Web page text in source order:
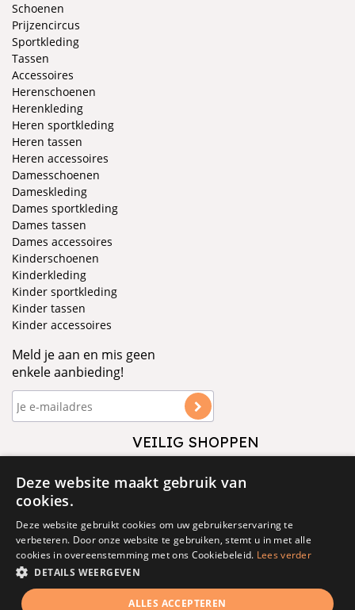
Schoenen
Prijzencircus
Sportkleding
Tassen
Accessoires
Herenschoenen
Herenkleding
Heren sportkleding
Heren tassen
Heren accessoires
Damesschoenen
Dameskleding
Dames sportkleding
Dames tassen
Dames accessoires
Kinderschoenen
Kinderkleding
Kinder sportkleding
Kinder tassen
Kinder accessoires
Meld je aan en mis geen
enkele aanbieding!
VEILIG SHOPPEN
Deze website maakt gebruik van
cookies.
Deze website gebruikt cookies om uw gebruikerservaring te
verbeteren. Door onze website te gebruiken, stemt u in met alle
cookies in overeenstemming met ons Cookiebeleid. Lees verder
DETAILS WEERGEVEN
ALLES ACCEPTEREN